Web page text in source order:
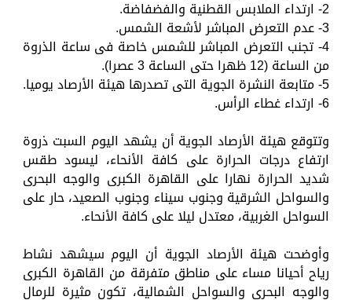
2- ارتداء الملابس القطنية والفضفاضة.
3- عدم التعرض المباشر لأشعة الشمس.
4- تجنب التعرض المباشر للشمس خاصة فى ساعة الذروة
من الساعة (12 ظهرا حتى الساعة 3 عصرا).
5- متابعة النشرة الجوية التى تصدرها هيئة الأرصاد يوميا.
6- ارتداء غطاء الرأس.
وتتوقع هيئة الأرصاد الجوية أن يشهد اليوم السبت ذروة
ارتفاع درجات الحرارة على كافة الأنحاء، ليسود طقس
شديد الحرارة نهارا على القاهرة الكبرى والوجه البحرى
والسواحل الشرقية وجنوب سيناء وجنوب الصعيد، حار على
السواحل الغربية، معتدل ليلا على كافة الأنحاء.
وأوضحت هيئة الأرصاد الجوية أن اليوم سيشهد نشاط
رياح أحيانا مساء على مناطق متفرقة من القاهرة الكبرى
والوجه البحرى والسواحل الشمالية، تكون مثيرة للرمال